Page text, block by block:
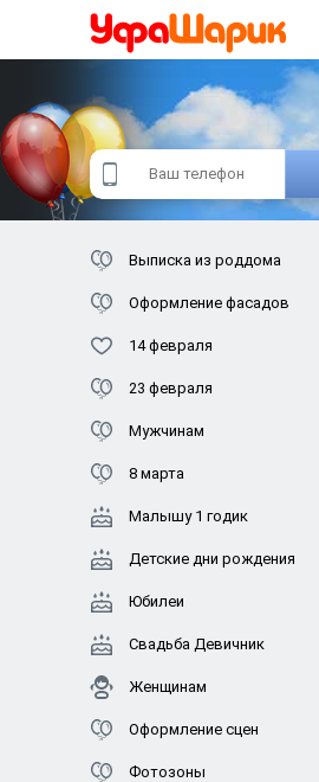
Выписка из роддома
Оформление фасадов
14 февраля
23 февраля
Мужчинам
8 марта
Малышу 1 годик
Детские дни рождения
Юбилеи
Свадьба Девичник
Женщинам
Оформление сцен
Фотозоны